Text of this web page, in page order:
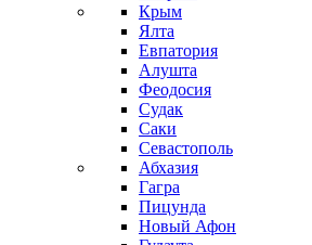
Крым
Ялта
Евпатория
Алушта
Феодосия
Судак
Саки
Севастополь
Абхазия
Гагра
Пицунда
Новый Афон